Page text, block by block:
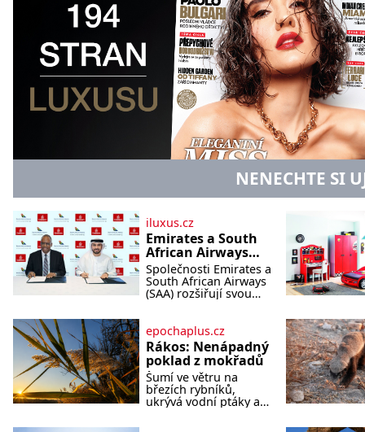
NENECHTE SI
iluxus.cz
Emirates a South
African Airways
rozšiřují
partnerství.
Cestujícím nově
jižní a střední
Africe
Společnosti Emirates a
South African Airways
(SAA) rozšiřují svou
spolupráci. Nová
reciproční dohoda
zpřístupní cestujícím
devět dalších destinací
v jižní a střední Africe
a u
epochaplus.cz
Rákos: Nenápadný
poklad z mokřadů
Šumí ve větru na
březích rybníků,
ukrývá vodní ptáky a